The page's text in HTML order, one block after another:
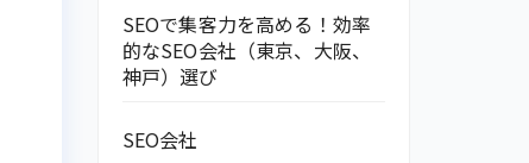
SEOで集客力を高める！効率
的なSEO会社（東京、大阪、
神戸）選び
SEO会社